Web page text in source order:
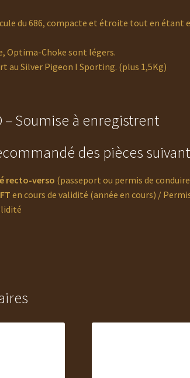
du 686, compacte et étroite tout en étant
Optima-Choke sont légers.
au Silver Pigeon I Sporting. (plus 1,5Kg)
Soumise à enregistrent
des pièces
recto-verso (passeport ou permis de
en cours de validité (année en cours) /